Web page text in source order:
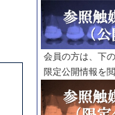
巻
範囲指定
巻
号
触媒年鑑
年度
記事種別
会員の方は、下
限定公開情報を